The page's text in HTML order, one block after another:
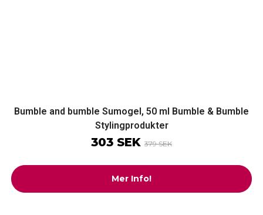
Bumble and bumble Sumogel, 50 ml Bumble & Bumble
Stylingprodukter
303 SEK 379 SEK
Mer Info!